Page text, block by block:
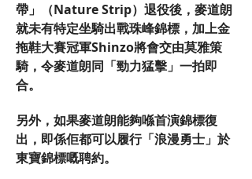
帶」（Nature Strip）退役後，麥道朗
就未有特定坐騎出戰珠峰錦標，加上金
拖鞋大賽冠軍Shinzo將會交由莫雅策
騎，令麥道朗同「勁力猛擊」一拍即
合。
另外，如果麥道朗能夠喺首演錦標復
出，即係佢都可以履行「浪漫勇士」於
東寶錦標嘅聘約。